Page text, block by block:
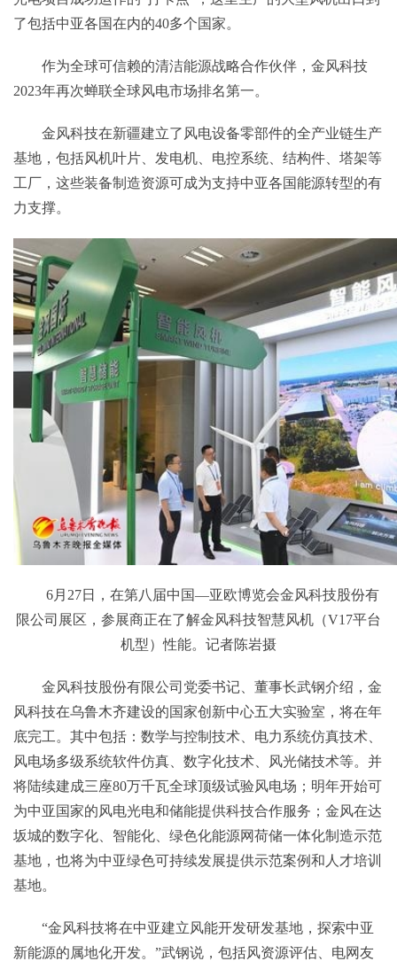
了包括中亚各国在内的40多个国家。
作为全球可信赖的清洁能源战略合作伙伴，金风科技
2023年再次蝉联全球风电市场排名第一。
金风科技在新疆建立了风电设备零部件的全产业链生产
基地，包括风机叶片、发电机、电控系统、结构件、塔架等
工厂，这些装备制造资源可成为支持中亚各国能源转型的有
力支撑。
6月27日，在第八届中国—亚欧博览会金风科技股份有
限公司展区，参展商正在了解金风科技智慧风机（V17平台
机型）性能。记者陈岩摄
金风科技股份有限公司党委书记、董事长武钢介绍，金
风科技在乌鲁木齐建设的国家创新中心五大实验室，将在年
底完工。其中包括：数学与控制技术、电力系统仿真技术、
风电场多级系统软件仿真、数字化技术、风光储技术等。并
将陆续建成三座80万千瓦全球顶级试验风电场；明年开始可
为中亚国家的风电光电和储能提供科技合作服务；金风在达
坂城的数字化、智能化、绿色化能源网荷储一体化制造示范
基地，也将为中亚绿色可持续发展提供示范案例和人才培训
基地。
“金风科技将在中亚建立风能开发研发基地，探索中亚
新能源的属地化开发。”武钢说，包括风资源评估、电网友